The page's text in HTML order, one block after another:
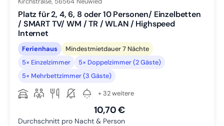
Platz für 2, 4, 6, 8 oder 10 Personen/ Einzelbetten
/ SMART TV/ WM / TR / WLAN / Highspeed
Internet
Ferienhaus
Mindestmietdauer 7 Nächte
5× Einzelzimmer
5× Doppelzimmer (2 Gäste)
5× Mehrbettzimmer (3 Gäste)
+ 32 weitere
10,70 €
Durchschnitt pro Nacht & Person